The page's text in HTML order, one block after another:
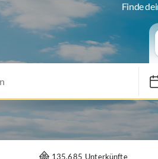
Finde
135.685 Unterkünfte